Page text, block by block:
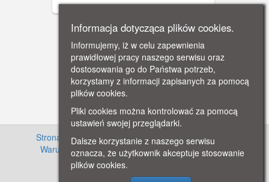
Strona główna · Informacje o projekcie · Cennik
Warunki używania zasobów
· Kontakt ·
Regulamin
serwisu
· Polityka prywatności
Informacja dotycząca plików cookies.
Informujemy, iż w celu zapewnienia
prawidłowej pracy naszego serwisu oraz
dostosowania go do Państwa potrzeb,
korzystamy z informacji zapisanych za pomocą
plików cookies.
Pliki cookies można kontrolować za pomocą
ustawień swojej przeglądarki.
Dalsze korzystanie z naszego serwisu
oznacza, że użytkownik akceptuje stosowanie
plików cookies.